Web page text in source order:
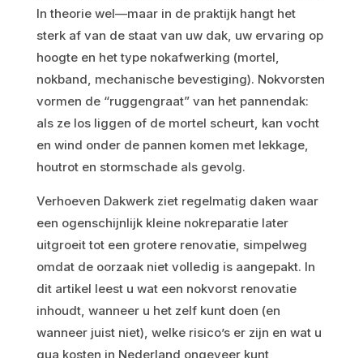
In theorie wel—maar in de praktijk hangt het
sterk af van de staat van uw dak, uw ervaring op
hoogte en het type nokafwerking (mortel,
nokband, mechanische bevestiging). Nokvorsten
vormen de “ruggengraat” van het pannendak:
als ze los liggen of de mortel scheurt, kan vocht
en wind onder de pannen komen met lekkage,
houtrot en stormschade als gevolg.
Verhoeven Dakwerk ziet regelmatig daken waar
een ogenschijnlijk kleine nokreparatie later
uitgroeit tot een grotere renovatie, simpelweg
omdat de oorzaak niet volledig is aangepakt. In
dit artikel leest u wat een nokvorst renovatie
inhoudt, wanneer u het zelf kunt doen (en
wanneer juist niet), welke risico’s er zijn en wat u
qua kosten in Nederland ongeveer kunt